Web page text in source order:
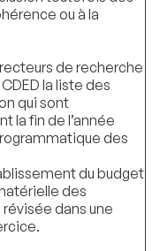
ou à la
de recherche
la liste des
qui sont
la fin de l’année
des
du budget
des
dans une